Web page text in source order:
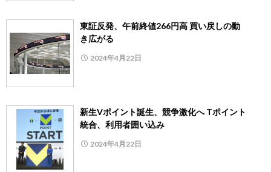
東証反発、午前終値266円高 買い戻しの動
き広がる
2024年4月22日
新生Vポイント誕生、競争激化へ Tポイント
統合、利用者囲い込み
2024年4月22日